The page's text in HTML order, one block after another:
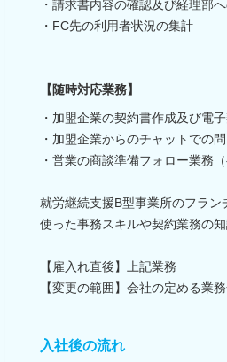
・請求書内容の確認及び経理部
・FC先の利用者状況の集計
【随時対応業務】
・加盟企業の契約書作成及び電
・加盟企業からのチャットでの
・営業の商談準備フォロー業務
就労継続支援B型事業所のフラ
使った事務スキルや契約業務の
【雇入れ直後】上記業務
【変更の範囲】会社の定める業
入社後の流れ